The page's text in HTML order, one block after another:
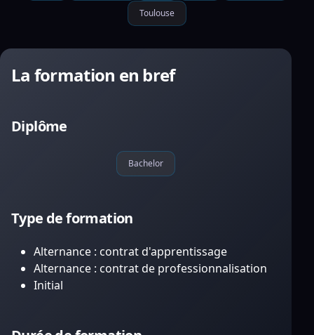
Toulouse
La formation en bref
Diplôme
Bachelor
Type de formation
Alternance : contrat d'apprentissage
Alternance : contrat de professionnalisation
Initial